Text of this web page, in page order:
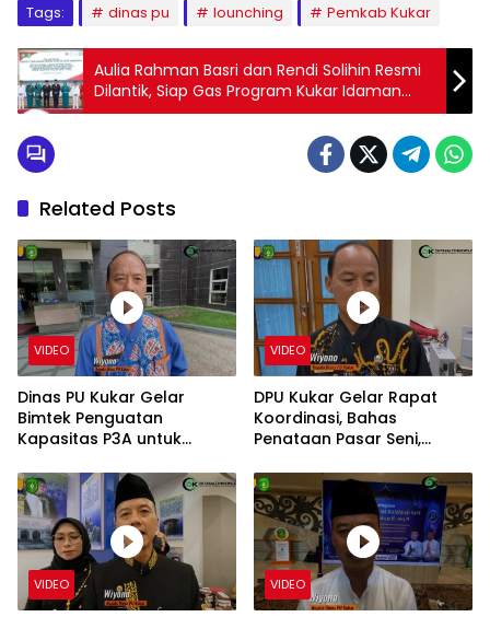
Tags: dinas pu lounching Pemkab Kukar
Aulia Rahman Basri dan Rendi Solihin Resmi
Dilantik, Siap Gas Program Kukar Idaman
Terbaik
Related Posts
VIDEO
Dinas PU Kukar Gelar
Bimtek Penguatan
Kapasitas P3A untuk
Berkelanjutan
VIDEO
DPU Kukar Gelar Rapat
Koordinasi, Bahas
Penataan Pasar Seni,
Sekolah Rakyat
VIDEO VIDEO